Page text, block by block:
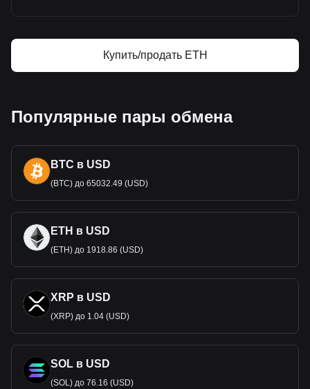
Купить/продать ETH
Популярные пары обмена
BTC в USD
(BTC) до 65032.49 (USD)
ETH в USD
(ETH) до 1918.86 (USD)
XRP в USD
(XRP) до 1.04 (USD)
SOL в USD
(SOL) до 76.16 (USD)